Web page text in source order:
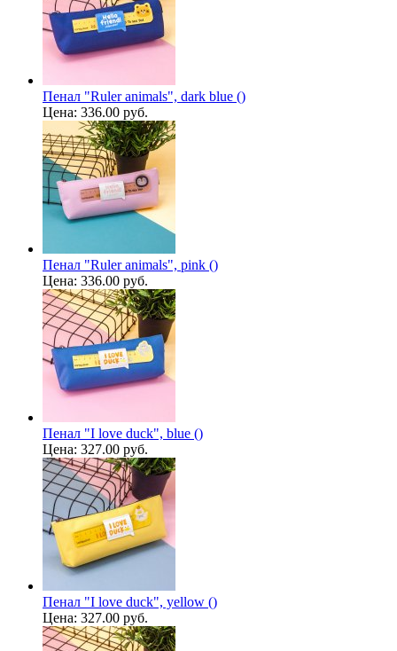
Пенал "Ruler animals", dark blue ()
Цена: 336.00 руб.
Пенал "Ruler animals", pink ()
Цена: 336.00 руб.
Пенал "I love duck", blue ()
Цена: 327.00 руб.
Пенал "I love duck", yellow ()
Цена: 327.00 руб.